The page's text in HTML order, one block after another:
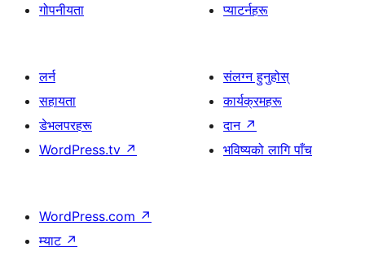
गोपनीयता
प्याटर्नहरू
लर्न
सहायता
डेभलपरहरू
WordPress.tv ↗
संलग्न हुनुहोस्
कार्यक्रमहरू
दान ↗
भविष्यको लागि पाँच
WordPress.com ↗
म्याट ↗